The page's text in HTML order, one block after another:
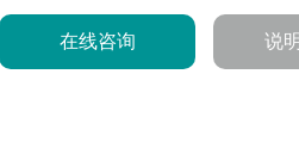
在线咨询 说